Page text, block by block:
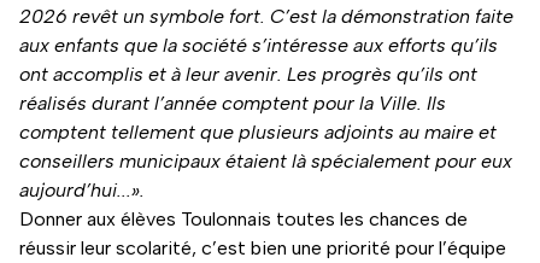
2026 revêt un symbole fort. C’est la démonstration faite
aux enfants que la société s’intéresse aux efforts qu’ils
ont accomplis et à leur avenir. Les progrès qu’ils ont
réalisés durant l’année comptent pour la Ville. Ils
comptent tellement que plusieurs adjoints au maire et
conseillers municipaux étaient là spécialement pour eux
aujourd’hui...».
Donner aux élèves Toulonnais toutes les chances de
réussir leur scolarité, c’est bien une priorité pour l’équipe